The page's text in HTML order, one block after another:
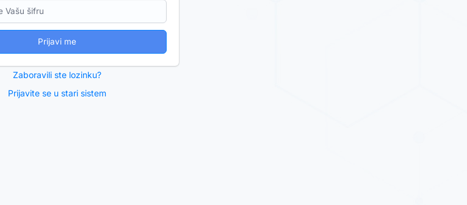
Prijavi me
Zaboravili ste lozinku?
Prijavite se u stari sistem